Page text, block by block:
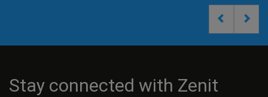
Stay connected with Zenit